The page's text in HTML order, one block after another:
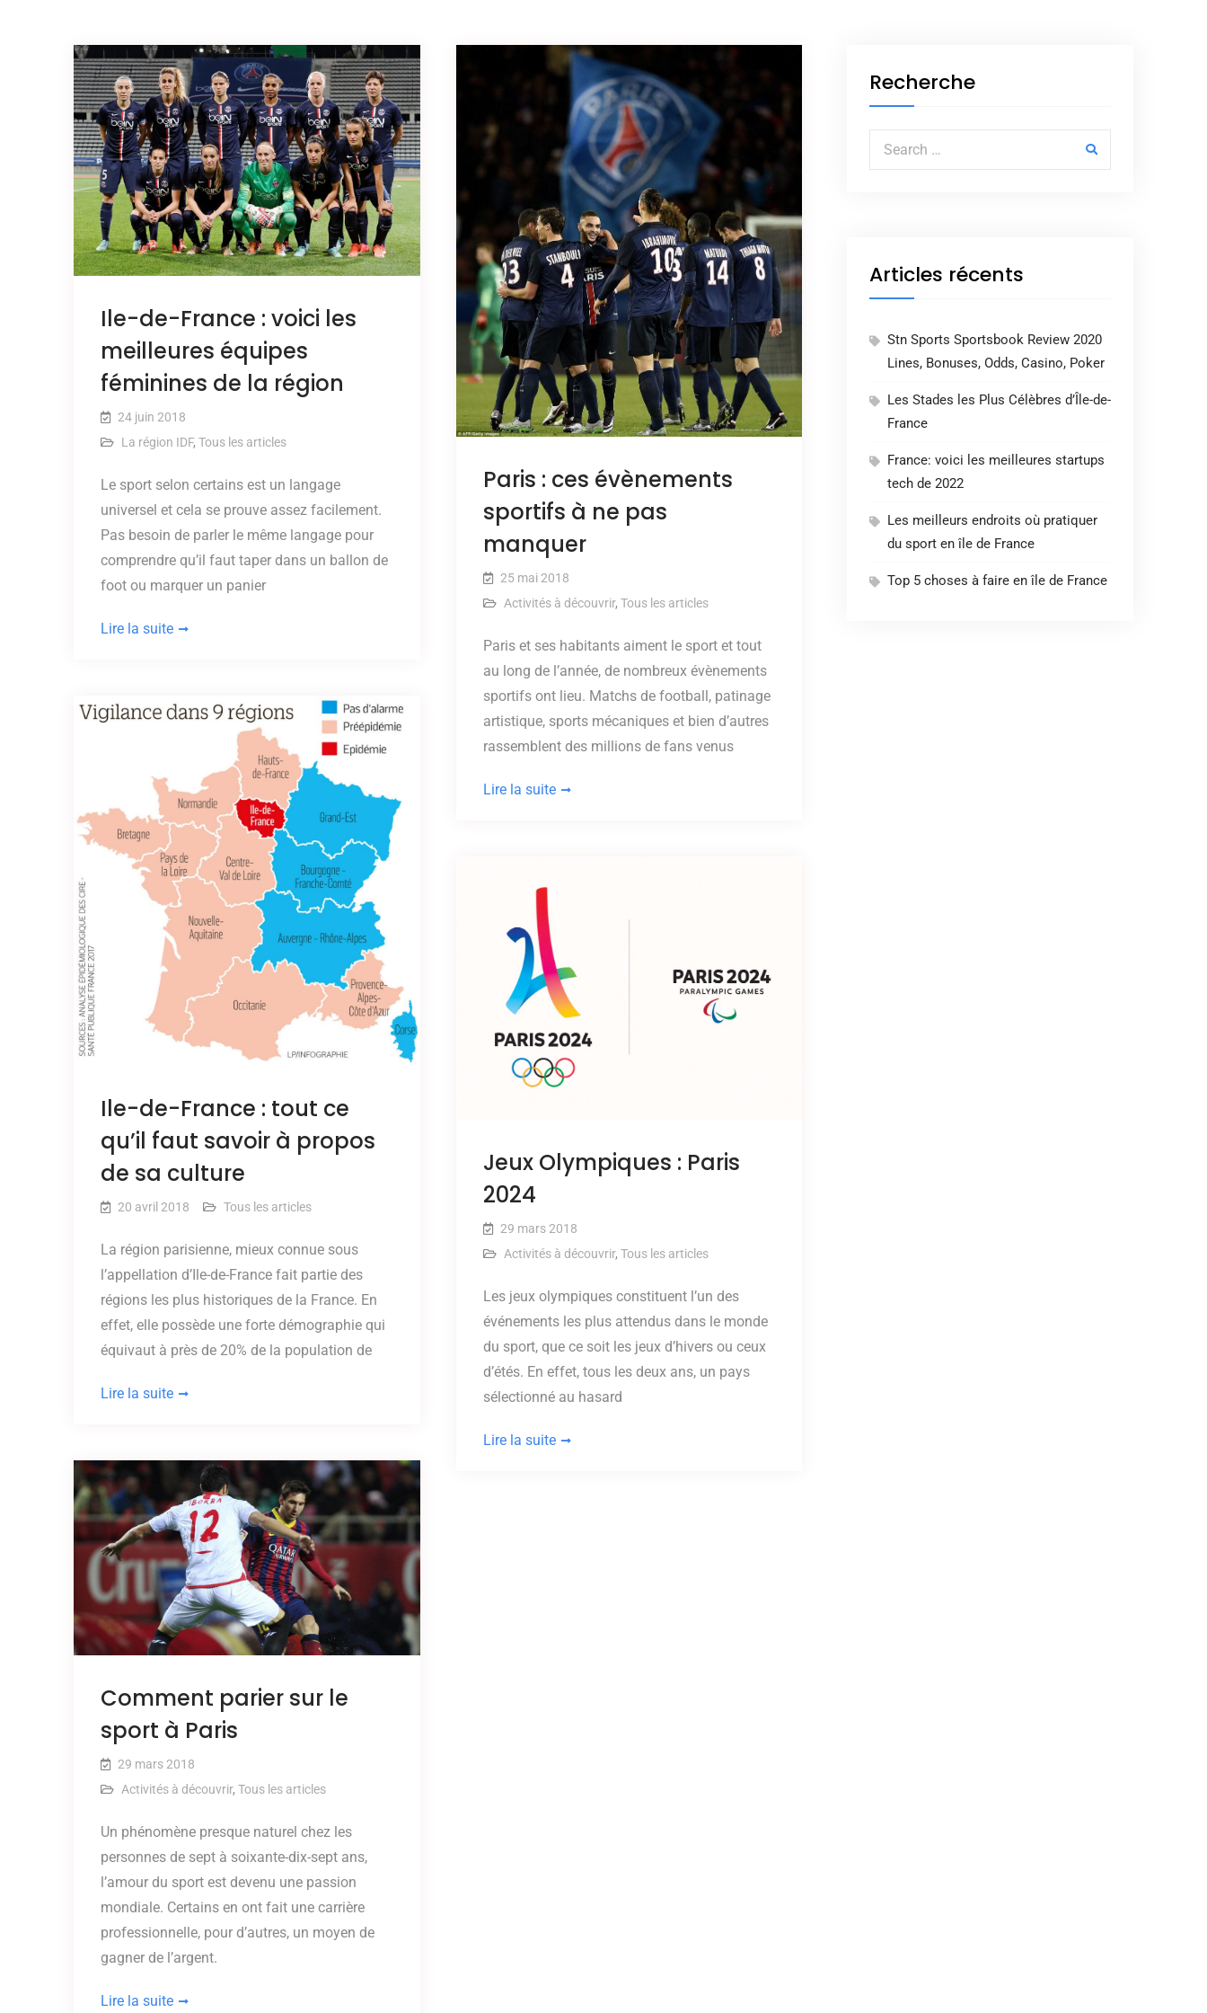
Ile-de-France : voici les
meilleures équipes
féminines de la région
24 juin 2018
La région IDF, Tous les articles
Le sport selon certains est un langage
universel et cela se prouve assez facilement.
Pas besoin de parler le même langage pour
comprendre qu’il faut taper dans un ballon de
foot ou marquer un panier
Lire la suite
Paris : ces évènements
sportifs à ne pas
manquer
25 mai 2018
Activités à découvrir, Tous les articles
Paris et ses habitants aiment le sport et tout
au long de l’année, de nombreux évènements
sportifs ont lieu. Matchs de football, patinage
artistique, sports mécaniques et bien d’autres
rassemblent des millions de fans venus
Lire la suite
Ile-de-France : tout ce
qu’il faut savoir à propos
de sa culture
20 avril 2018 Tous les articles
La région parisienne, mieux connue sous
l’appellation d’Ile-de-France fait partie des
régions les plus historiques de la France. En
effet, elle possède une forte démographie qui
équivaut à près de 20% de la population de
Lire la suite
Jeux Olympiques : Paris
2024
29 mars 2018
Activités à découvrir, Tous les articles
Les jeux olympiques constituent l’un des
événements les plus attendus dans le monde
du sport, que ce soit les jeux d’hivers ou ceux
d’étés. En effet, tous les deux ans, un pays
sélectionné au hasard
Lire la suite
Comment parier sur le
sport à Paris
29 mars 2018
Activités à découvrir, Tous les articles
Un phénomène presque naturel chez les
personnes de sept à soixante-dix-sept ans,
l’amour du sport est devenu une passion
mondiale. Certains en ont fait une carrière
professionnelle, pour d’autres, un moyen de
gagner de l’argent.
Lire la suite
Recherche
Search for:
Articles récents
Stn Sports Sportsbook Review 2020
Lines, Bonuses, Odds, Casino, Poker
Les Stades les Plus Célèbres d’Île-de-
France
France: voici les meilleures startups
tech de 2022
Les meilleurs endroits où pratiquer
du sport en île de France
Top 5 choses à faire en île de France